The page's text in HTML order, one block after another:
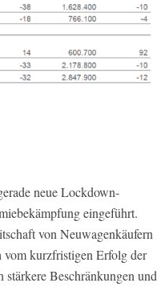
neue Lockdown-
eingeführt.
von Neuwagenkäufern
kurzfristigen Erfolg der
Beschränkungen und